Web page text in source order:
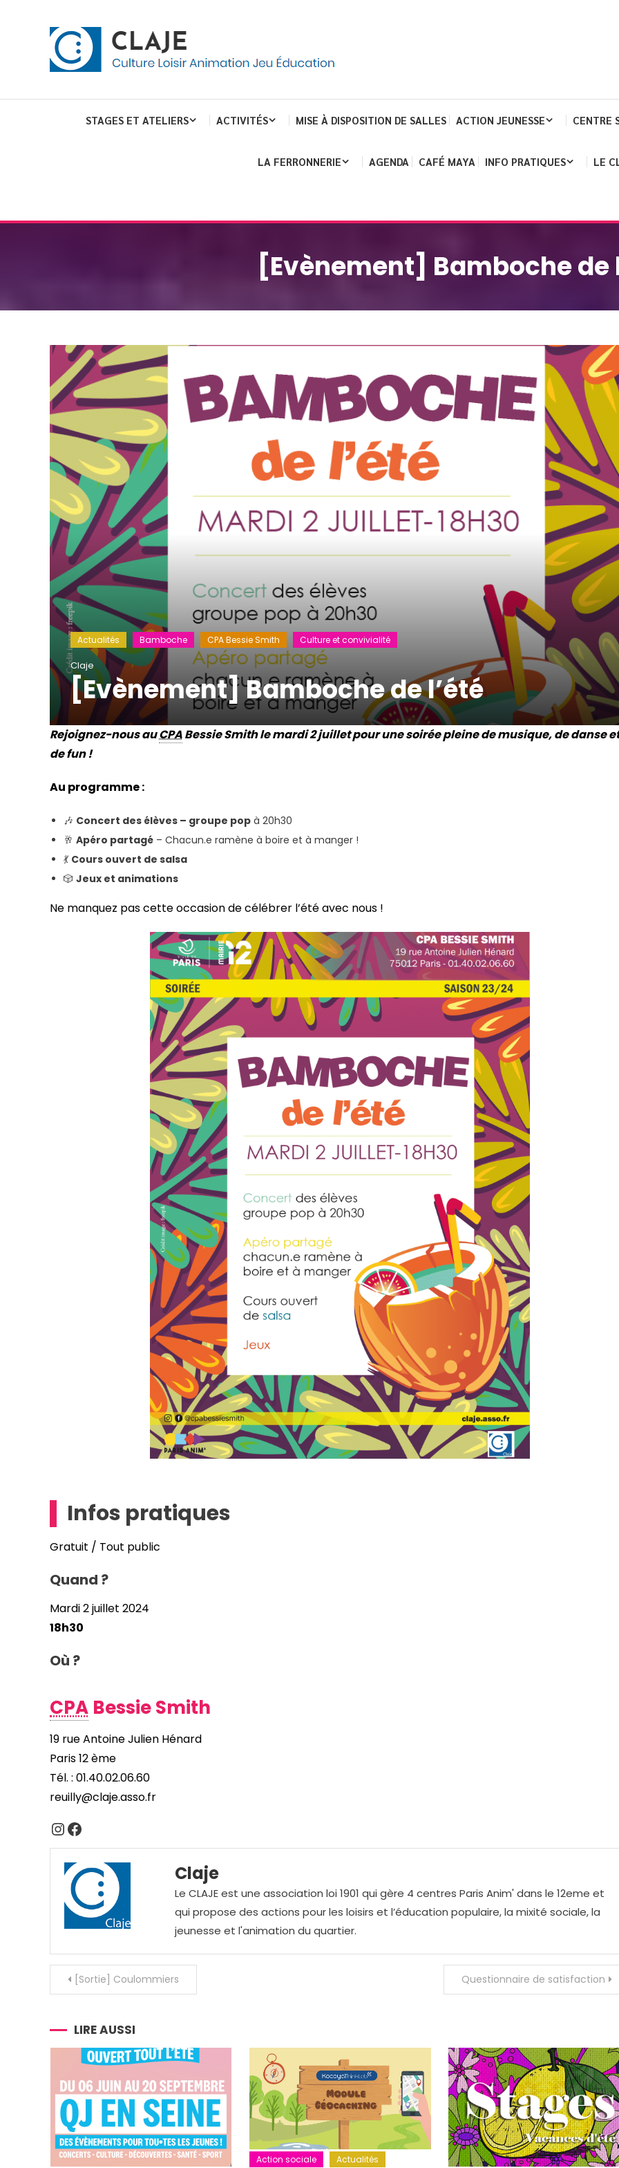
Claje
STAGES ET ATELIERS ACTIVITÉS MISE À DISPOSITION DE SALLES ACTION JEUNESSE CENTRE
LA FERRONNERIE AGENDA CAFÉ MAYA INFO PRATIQUES LE
[Evènement] Bamboche de
Actualités Bamboche CPA Bessie Smith Culture et convivialité
Claje
[Evènement] Bamboche de l’été
Rejoignez-nous auCPABessie Smith le mardi 2 juillet pour une soirée pleine de musique, de danse et
de fun !
Au programme :
🎶 Concert des élèves – groupe pop à 20h30
🥂 Apéro partagé – Chacun.e ramène à boire et à manger !
💃 Cours ouvert de salsa
🎲 Jeux et animations
Ne manquez pas cette occasion de célébrer l’été avec nous !
Infos pratiques
Gratuit / Tout public
Quand ?
Mardi 2 juillet 2024
18h30
Où ?
CPA Bessie Smith
19 rue Antoine Julien Hénard
Paris 12 ème
Tél. : 01.40.02.06.60
reuilly@claje.asso.fr
Instagram
Facebook
Claje
Le CLAJE est une association loi 1901 qui gère 4 centres Paris Anim' dans le 12eme et
qui propose des actions pour les loisirs et l’éducation populaire, la mixité sociale, la
jeunesse et l'animation du quartier.
Navigation
de
l’article
[Sortie] Coulommiers Questionnaire de satisfaction
LIRE AUSSI
Action sociale Actualités